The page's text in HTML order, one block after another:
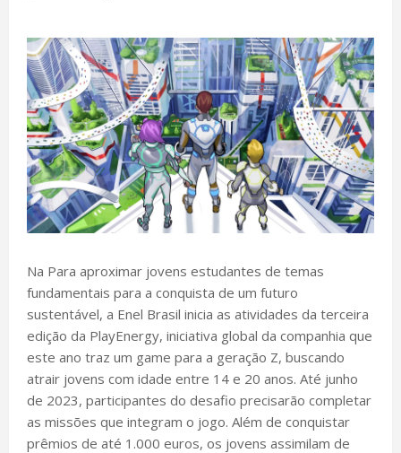
Na Para aproximar jovens estudantes de temas
fundamentais para a conquista de um futuro
sustentável, a Enel Brasil inicia as atividades da terceira
edição da PlayEnergy, iniciativa global da companhia que
este ano traz um game para a geração Z, buscando
atrair jovens com idade entre 14 e 20 anos. Até junho
de 2023, participantes do desafio precisarão completar
as missões que integram o jogo. Além de conquistar
prêmios de até 1.000 euros, os jovens assimilam de